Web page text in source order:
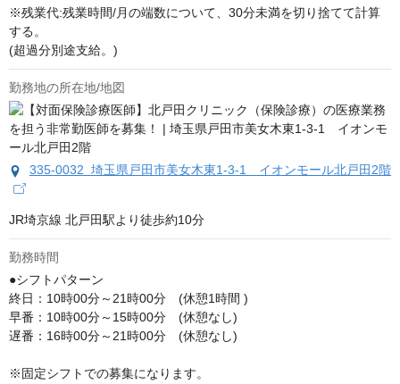
※残業代:残業時間/月の端数について、30分未満を切り捨てて計算
する。
(超過分別途支給。)
勤務地の所在地/地図
335-0032 埼玉県戸田市美女木東1-3-1 イオンモール北戸田2階
JR埼京線 北戸田駅より徒歩約10分
勤務時間
●シフトパターン
終日：10時00分～21時00分　(休憩1時間 )
早番：10時00分～15時00分　(休憩なし)
遅番：16時00分～21時00分　(休憩なし)
※固定シフトでの募集になります。